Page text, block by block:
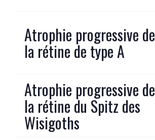
Atrophie progressive de
la rétine de type A
Atrophie progressive de
la rétine du Spitz des
Wisigoths